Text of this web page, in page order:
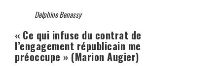
Delphine Benassy
« Ce qui infuse du contrat de
l’engagement républicain me
préoccupe » (Marion Augier)